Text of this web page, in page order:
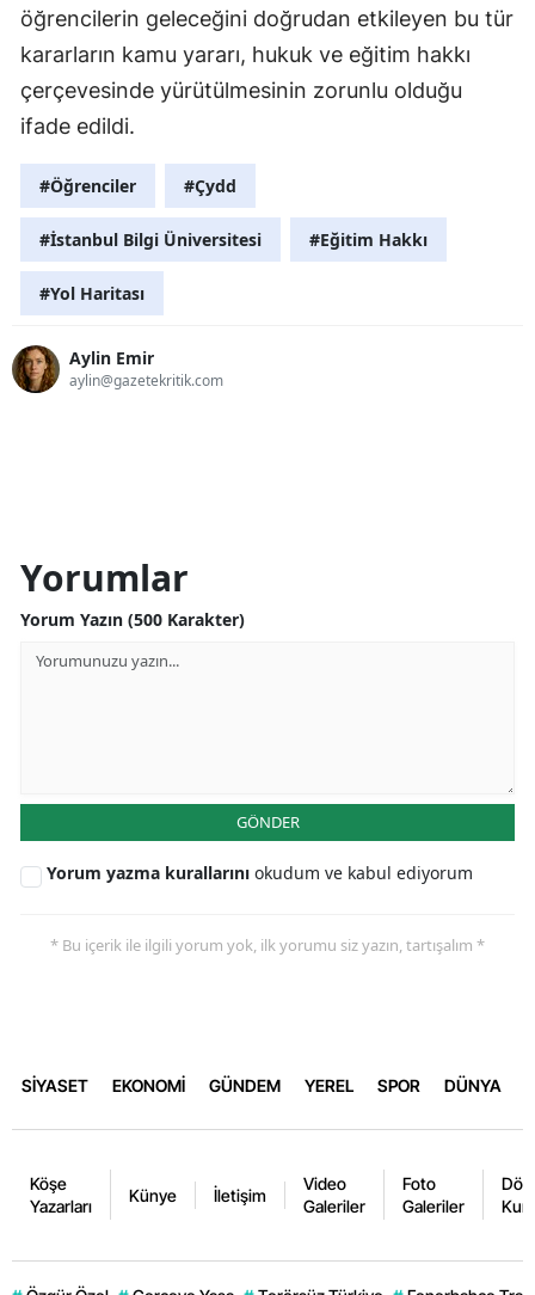
öğrencilerin geleceğini doğrudan etkileyen bu tür
kararların kamu yararı, hukuk ve eğitim hakkı
çerçevesinde yürütülmesinin zorunlu olduğu
ifade edildi.
#Öğrenciler #Çydd
#İstanbul Bilgi Üniversitesi #Eğitim Hakkı
#Yol Haritası
Aylin Emir
aylin@gazetekritik.com
Yorumlar
Yorum Yazın (500 Karakter)
GÖNDER
Yorum yazma kurallarını okudum ve kabul ediyorum
* Bu içerik ile ilgili yorum yok, ilk yorumu siz yazın, tartışalım *
SİYASET EKONOMİ GÜNDEM YEREL SPOR DÜNYA
Köşe
Yazarları
Künye İletişim
Video
Galeriler
Foto
Galeriler